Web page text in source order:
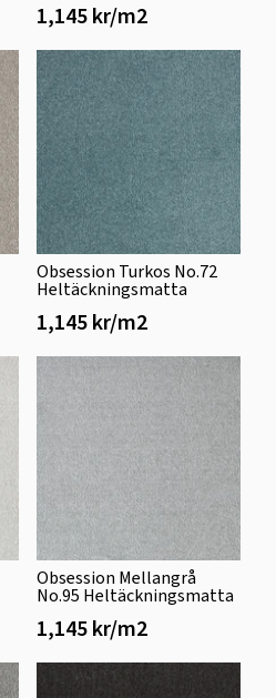
1,145 kr/m2
Obsession Turkos No.72
Heltäckningsmatta
1,145 kr/m2
Obsession Mellangrå
No.95 Heltäckningsmatta
1,145 kr/m2